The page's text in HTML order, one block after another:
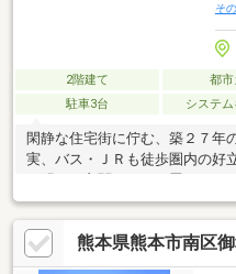
そ
2階建て 都市
駐車3台
システ
閑静な住宅街に佇む、築２７年
実、バス・ＪＲも徒歩圏内の好
くなる空間です♪２階９畳洋室
の部屋割り変更もライフスタイ
室収納完備・階段収納や床下収
ルコニーと庭つきで洗濯物も干
熊本県熊本市南区